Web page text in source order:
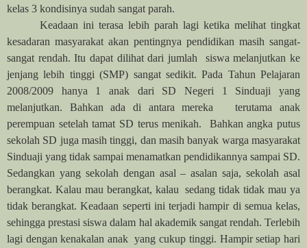
kelas 3 kondisinya sudah sangat parah.
Keadaan ini terasa lebih parah lagi ketika melihat tingkat
kesadaran masyarakat akan pentingnya pendidikan masih sangat-
sangat rendah. Itu dapat dilihat dari jumlah siswa melanjutkan ke
jenjang lebih tinggi (SMP) sangat sedikit. Pada Tahun Pelajaran
2008/2009 hanya 1 anak dari SD Negeri 1 Sinduaji yang
melanjutkan. Bahkan ada di antara mereka terutama anak
perempuan setelah tamat SD terus menikah. Bahkan angka putus
sekolah SD juga masih tinggi, dan masih banyak warga masyarakat
Sinduaji yang tidak sampai menamatkan pendidikannya sampai SD.
Sedangkan yang sekolah dengan asal – asalan saja, sekolah asal
berangkat. Kalau mau berangkat, kalau sedang tidak tidak mau ya
tidak berangkat. Keadaan seperti ini terjadi hampir di semua kelas,
sehingga prestasi siswa dalam hal akademik sangat rendah. Terlebih
lagi dengan kenakalan anak yang cukup tinggi. Hampir setiap hari